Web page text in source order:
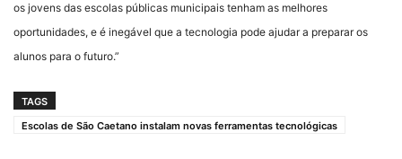
os jovens das escolas públicas municipais tenham as melhores
oportunidades, e é inegável que a tecnologia pode ajudar a preparar os
alunos para o futuro.”
TAGS
Escolas de São Caetano instalam novas ferramentas tecnológicas